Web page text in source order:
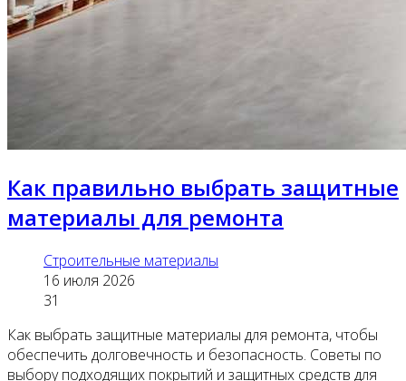
Как правильно выбрать защитные
материалы для ремонта
Строительные материалы
16 июля 2026
31
Как выбрать защитные материалы для ремонта, чтобы
обеспечить долговечность и безопасность. Советы по
выбору подходящих покрытий и защитных средств для